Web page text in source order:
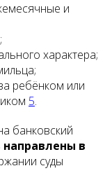
и
характера;
ребёнком или
5.
банковский
направлены в
суды